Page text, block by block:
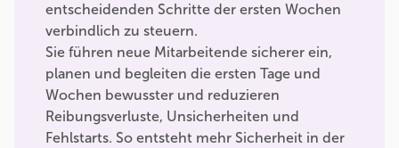
entscheidenden Schritte der ersten Wochen
verbindlich zu steuern.
Sie führen neue Mitarbeitende sicherer ein,
planen und begleiten die ersten Tage und
Wochen bewusster und reduzieren
Reibungsverluste, Unsicherheiten und
Fehlstarts. So entsteht mehr Sicherheit in der